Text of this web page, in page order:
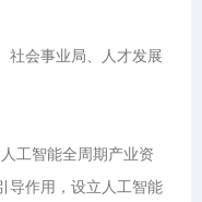
社会事业局、人才发展
工智能全周期产业资
导作用，设立人工智能